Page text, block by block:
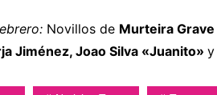
Novillos de Murteira Grave
Jiménez, Joao Silva «Juanito» y